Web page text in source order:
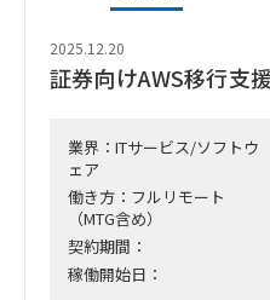
2025.12.20
証券向けAWS移行支援
業界：ITサービス/ソフトウ
ェア
働き方：フルリモート
（MTG含め）
契約期間：
稼働開始日：